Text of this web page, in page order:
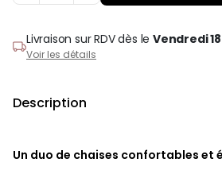
Livraison sur RDVdès leVendredi
Voir les détails
Description
Un duo de chaises confortables et